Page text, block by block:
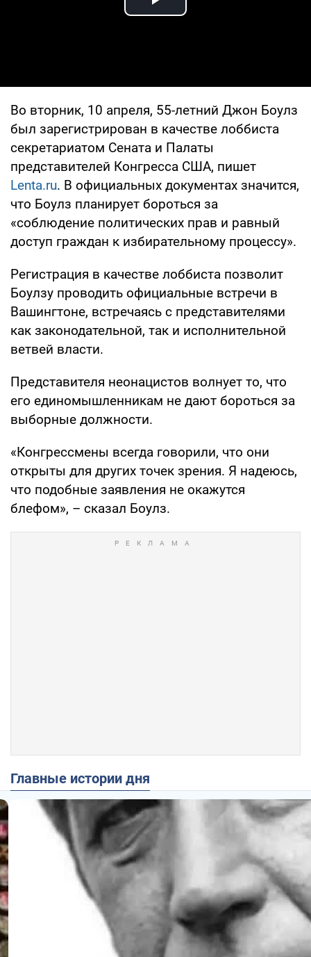
Play Video
Во вторник, 10 апреля, 55-летний Джон Боулз
был зарегистрирован в качестве лоббиста
секретариатом Сената и Палаты
представителей Конгресса США, пишет
Lenta.ru. В официальных документах значится,
что Боулз планирует бороться за
«соблюдение политических прав и равный
доступ граждан к избирательному процессу».
Регистрация в качестве лоббиста позволит
Боулзу проводить официальные встречи в
Вашингтоне, встречаясь с представителями
как законодательной, так и исполнительной
ветвей власти.
Представителя неонацистов волнует то, что
его единомышленникам не дают бороться за
выборные должности.
«Конгрессмены всегда говорили, что они
открыты для других точек зрения. Я надеюсь,
что подобные заявления не окажутся
блефом», – сказал Боулз.
Главные истории дня